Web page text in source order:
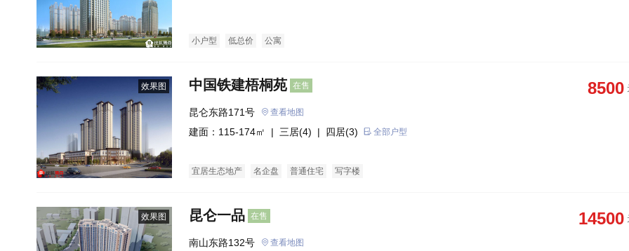
小户型 低总价 公寓
效果图 中国铁建梧桐苑 在售 8500
昆仑东路171号 查看地图
建面：115-174㎡ | 三居(4) | 四居(3) 全部户型
宜居生态地产 名企盘 普通住宅 写字楼
效果图 昆仑一品 在售 14500
南山东路132号 查看地图